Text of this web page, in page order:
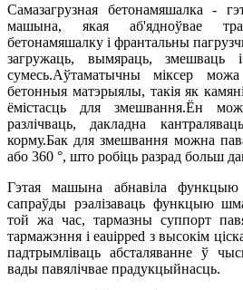
Самазагрузная бетонамяшалка -
машына, якая аб'ядноўвае
бетонамяшалку і франтальны
загружаць, вымяраць, змешваць
сумесь.Аўтаматычны міксер
бетонныя матэрыялы, такія як
ёмістасць для змешвання.Ён
разлічваць, дакладна
корму.Бак для змешвання можна
або 360 °, што робіць разрад больш
Гэтая машына абнавіла
сапраўды рэалізаваць функцыю
той жа час, тармазны суппорт
тармажэння і eauipped з высокім
падтрымліваць абсталяванне ў
вады павялічвае прадукцыйнасць.